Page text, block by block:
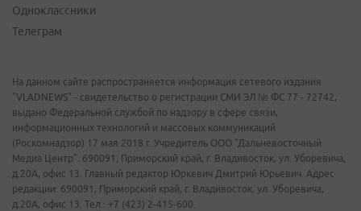
Одноклассники
Телеграм
На данном сайте распространяется информация сетевого издания
"VLADNEWS" - свидетельство о регистрации СМИ ЭЛ № ФС 77 - 72742,
выдано Федеральной службой по надзору в сфере связи,
информационных технологий и массовых коммуникаций
(Роскомнадзор) 17 мая 2018 г. Учредитель ООО "Дальневосточный
Медиа Центр". 690091, Приморский край, г. Владивосток, ул. Уборевича,
д.20А, офис 13. Главный редактор Юркевич Дмитрий Юрьевич. Адрес
редакции: 690091, Приморский край, г. Владивосток, ул. Уборевича,
д.20А, офис 13. Тел.: +7 (423) 2-415-600.